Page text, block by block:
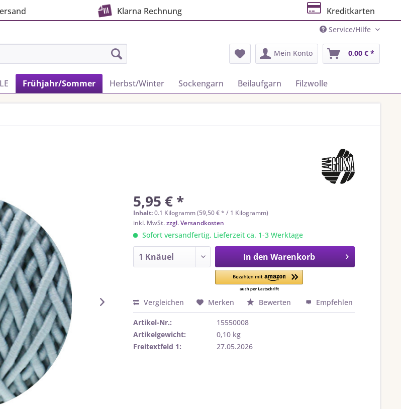
Klarna Rechnung Kreditkarten
Service/Hilfe
Mein Konto 0,00 € *
Frühjahr/Sommer Herbst/Winter Sockengarn Beilaufgarn Filzwolle
5,95 € *
Inhalt:0.1 Kilogramm (59,50 € * / 1 Kilogramm)
inkl. MwSt.zzgl. Versandkosten
Sofort versandfertig, Lieferzeit ca. 1-3 Werktage
In den Warenkorb
Vergleichen Merken Bewerten Empfehlen
Artikel-Nr.:
15550008
Artikelgewicht:
0,10 kg
Freitextfeld 1:
27.05.2026